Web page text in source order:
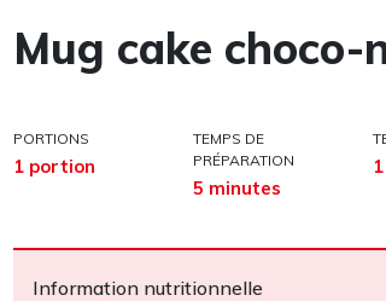
Mug cake choco-
PORTIONS
1 portion
TEMPS DE
PRÉPARATION
5 minutes
Information nutritionnelle